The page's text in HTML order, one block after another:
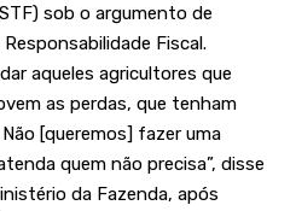
sob o argumento de
Fiscal.
aqueles agricultores que
as perdas, que tenham
[queremos] fazer uma
quem não precisa”, disse
da Fazenda, após